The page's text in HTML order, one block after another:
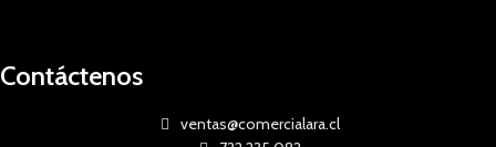
Contáctenos
ventas@comercialara.cl